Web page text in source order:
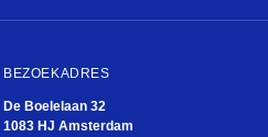
BEZOEKADRES
De Boelelaan 32
1083 HJ Amsterdam